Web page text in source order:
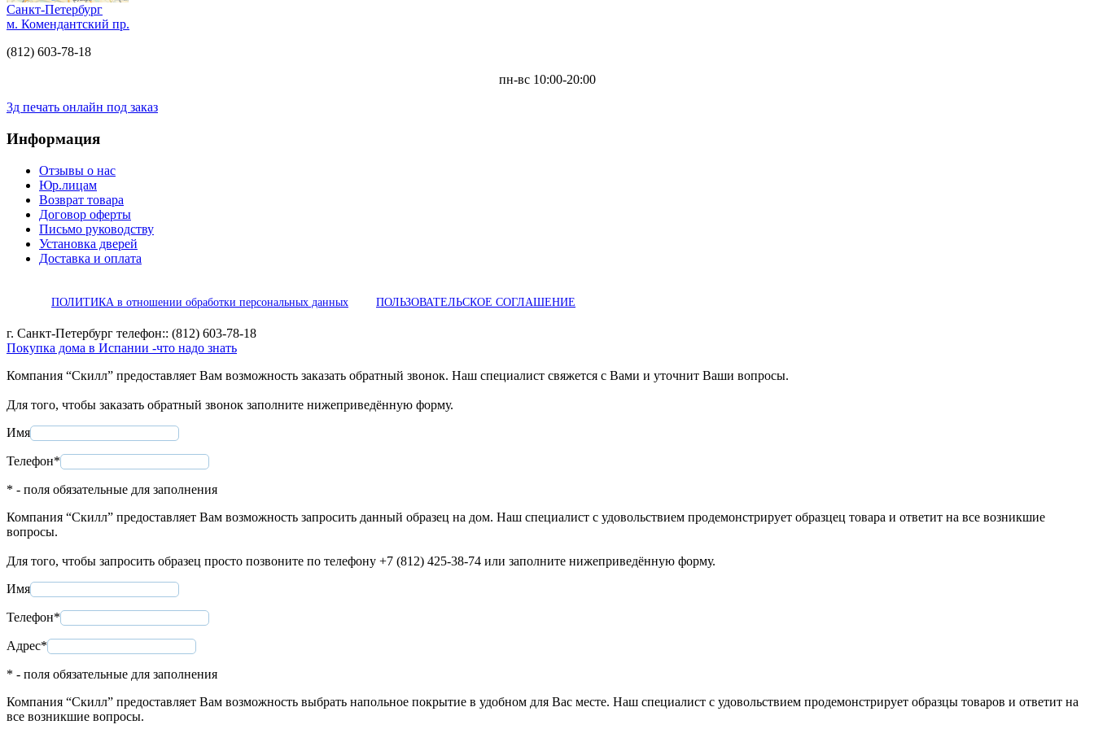
Санкт-Петербург
м. Комендантский пр.
(812) 603-78-18
пн-вс 10:00-20:00
3д печать онлайн под заказ
Информация
Отзывы о нас
Юр.лицам
Возврат товара
Договор оферты
Письмо руководству
Установка дверей
Доставка и оплата
ПОЛИТИКА в отношении обработки персональных данных ПОЛЬЗОВАТЕЛЬСКОЕ СОГЛАШЕНИЕ
г. Санкт-Петербург телефон:: (812) 603-78-18
Покупка дома в Испании -что надо знать
Компания “Скилл” предоставляет Вам возможность заказать обратный звонок. Наш специалист свяжется с Вами и уточнит Ваши вопросы.
Для того, чтобы заказать обратный звонок заполните нижеприведённую форму.
Имя
Телефон*
* - поля обязательные для заполнения
Компания “Скилл” предоставляет Вам возможность запросить данный образец на дом. Наш специалист с удовольствием продемонстрирует образцец товара и ответит на все возникшие
вопросы.
Для того, чтобы запросить образец просто позвоните по телефону +7 (812) 425-38-74 или заполните нижеприведённую форму.
Имя
Телефон*
Адрес*
* - поля обязательные для заполнения
Компания “Скилл” предоставляет Вам возможность выбрать напольное покрытие в удобном для Вас месте. Наш специалист с удовольствием продемонстрирует образцы товаров и ответит на
все возникшие вопросы.